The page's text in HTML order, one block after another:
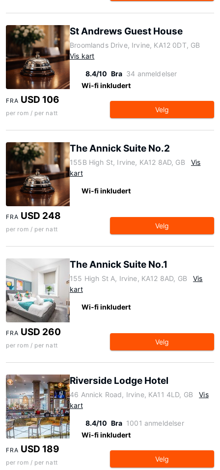
St Andrews Guest House
Broomlands Drive, Irvine, KA12 0DT, GB
Vis kart
8.4/10 Bra 34 anmeldelser
Wi-fi inkludert
FRA USD 106
per rom / per natt Velg
The Annick Suite No.2
155B High St, Irvine, KA12 8AD, GB
Vis
kart
Wi-fi inkludert
FRA USD 248
per rom / per natt Velg
The Annick Suite No.1
155 High St A, Irvine, KA12 8AD, GB
Vis
kart
Wi-fi inkludert
FRA USD 260
per rom / per natt Velg
Riverside Lodge Hotel
46 Annick Road, Irvine, KA11 4LD, GB
Vis
kart
8.4/10 Bra 1001 anmeldelser
Wi-fi inkludert
FRA USD 189
per rom / per natt Velg